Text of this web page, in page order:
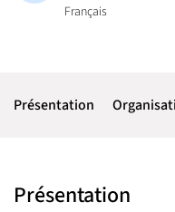
Français
Présentation
Présentation